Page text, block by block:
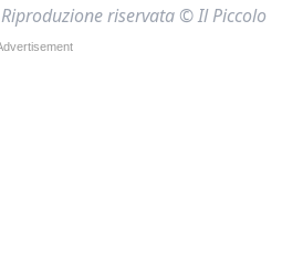
Riproduzione riservata © Il Piccolo